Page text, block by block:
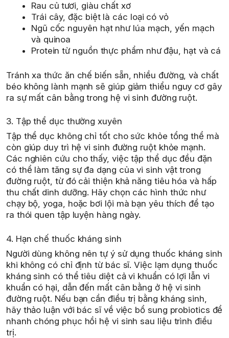
Rau củ tươi, giàu chất xơ
Trái cây, đặc biệt là các loại có vỏ
Ngũ cốc nguyên hạt như lúa mạch, yến mạch
và quinoa
Protein từ nguồn thực phẩm như đậu, hạt và cá
Tránh xa thức ăn chế biến sẵn, nhiều đường, và chất
béo không lành mạnh sẽ giúp giảm thiểu nguy cơ gây
ra sự mất cân bằng trong hệ vi sinh đường ruột.
3. Tập thể dục thường xuyên
Tập thể dục không chỉ tốt cho sức khỏe tổng thể mà
còn giúp duy trì hệ vi sinh đường ruột khỏe mạnh.
Các nghiên cứu cho thấy, việc tập thể dục đều đặn
có thể làm tăng sự đa dạng của vi sinh vật trong
đường ruột, từ đó cải thiện khả năng tiêu hóa và hấp
thu chất dinh dưỡng. Hãy chọn các hình thức như
chạy bộ, yoga, hoặc bơi lội mà bạn yêu thích để tạo
ra thói quen tập luyện hàng ngày.
4. Hạn chế thuốc kháng sinh
Người dùng không nên tự ý sử dụng thuốc kháng sinh
khi không có chỉ định từ bác sĩ. Việc lạm dụng thuốc
kháng sinh có thể tiêu diệt cả vi khuẩn có lợi lẫn vi
khuẩn có hại, dẫn đến mất cân bằng ở hệ vi sinh
đường ruột. Nếu bạn cần điều trị bằng kháng sinh,
hãy thảo luận với bác sĩ về việc bổ sung probiotics để
nhanh chóng phục hồi hệ vi sinh sau liệu trình điều
trị.